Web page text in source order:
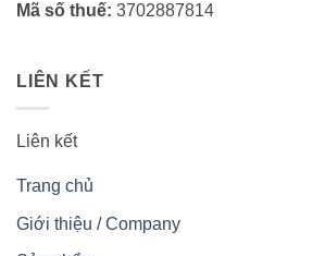
Mã số thuế: 3702887814
LIÊN KẾT
Liên kết
Trang chủ
Giới thiệu / Company